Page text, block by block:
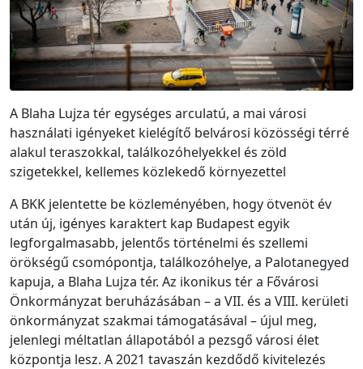
A Blaha Lujza tér egységes arculatú, a mai városi
használati igényeket kielégítő belvárosi közösségi térré
alakul teraszokkal, találkozóhelyekkel és zöld
szigetekkel, kellemes közlekedő környezettel
A BKK jelentette be közleményében, hogy ötvenöt év
után új, igényes karaktert kap Budapest egyik
legforgalmasabb, jelentős történelmi és szellemi
örökségű csomópontja, találkozóhelye, a Palotanegyed
kapuja, a Blaha Lujza tér. Az ikonikus tér a Fővárosi
Önkormányzat beruházásában – a VII. és a VIII. kerületi
önkormányzat szakmai támogatásával – újul meg,
jelenlegi méltatlan állapotából a pezsgő városi élet
központja lesz. A 2021 tavaszán kezdődő kivitelezés